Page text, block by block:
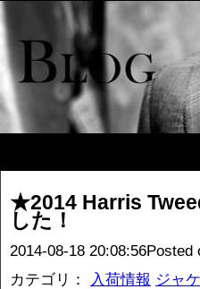
★2014 Harris
した！
2014-08-18 20:08:56Posted
カテゴリ：
入荷情報 ジャ